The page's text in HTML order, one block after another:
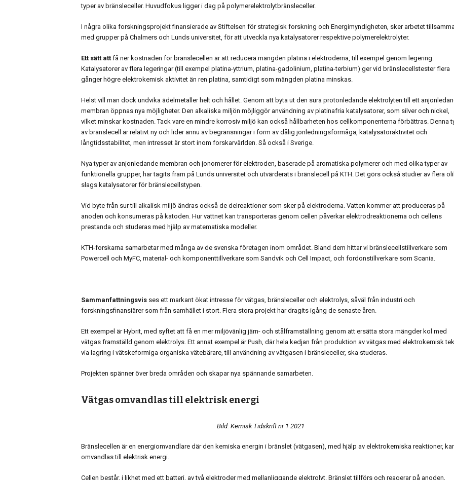
typer av bränsleceller. Huvudfokus ligger i dag på polymerelektrolytbränsleceller.
I några olika forskningsprojekt finansierade av Stiftelsen för strategisk forskning och Energimyndigheten, sker arbetet
med grupper på Chalmers och Lunds universitet, för att utveckla nya katalysatorer respektive polymerelektrolyter.
Ett sätt att få ner kostnaden för bränslecellen är att reducera mängden platina i elektroderna, till exempel genom legering.
Katalysatorer av flera legeringar (till exempel platina-yttrium, platina-gadolinium, platina-terbium) ger vid bränslecellstester flera
gånger högre elektrokemisk aktivitet än ren platina, samtidigt som mängden platina minskas.
Helst vill man dock undvika ädelmetaller helt och hållet. Genom att byta ut den sura protonledande elektrolyten till ett
membran öppnas nya möjligheter. Den alkaliska miljön möjliggör användning av platinafria katalysatorer, som silver och nickel,
vilket minskar kostnaden. Tack vare en mindre korrosiv miljö kan också hållbarheten hos cellkomponenterna förbättras. Denna
av bränslecell är relativt ny och lider ännu av begränsningar i form av dålig jonledningsförmåga, katalysatoraktivitet och
långtidsstabilitet, men intresset är stort inom forskarvärlden. Så också i Sverige.
Nya typer av anjonledande membran och jonomerer för elektroden, baserade på aromatiska polymerer och med olika typer av
funktionella grupper, har tagits fram på Lunds universitet och utvärderats i bränslecell på KTH. Det görs också studier av flera
slags katalysatorer för bränslecellstypen.
Vid byte från sur till alkalisk miljö ändras också de delreaktioner som sker på elektroderna. Vatten kommer att produceras på
anoden och konsumeras på katoden. Hur vattnet kan transporteras genom cellen påverkar elektrodreaktionerna och cellens
prestanda och studeras med hjälp av matematiska modeller.
KTH-forskarna samarbetar med många av de svenska företagen inom området. Bland dem hittar vi bränslecellstillverkare som
Powercell och MyFC, material- och komponenttillverkare som Sandvik och Cell Impact, och fordonstillverkare som Scania.
Sammanfattningsvis ses ett markant ökat intresse för vätgas, bränsleceller och elektrolys, såväl från industri och
forskningsfinansiärer som från samhället i stort. Flera stora projekt har dragits igång de senaste åren.
Ett exempel är Hybrit, med syftet att få en mer miljövänlig järn- och stålframställning genom att ersätta stora mängder kol med
vätgas framställd genom elektrolys. Ett annat exempel är Push, där hela kedjan från produktion av vätgas med elektrokemisk
via lagring i vätskeformiga organiska vätebärare, till användning av vätgasen i bränsleceller, ska studeras.
Projekten spänner över breda områden och skapar nya spännande samarbeten.
Vätgas omvandlas till elektrisk energi
Bild: Kemisk Tidskrift nr 1 2021
Bränslecellen är en energiomvandlare där den kemiska energin i bränslet (vätgasen), med hjälp av elektrokemiska reaktioner,
omvandlas till elektrisk energi.
Cellen består, i likhet med ett batteri, av två elektroder med mellanliggande elektrolyt. Bränslet tillförs och reagerar på anoden,